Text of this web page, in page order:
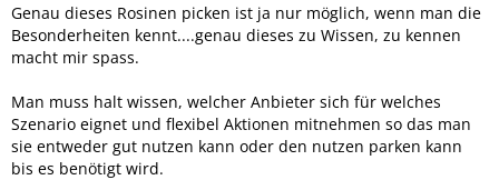
Genau dieses Rosinen picken ist ja nur möglich, wenn man die
Besonderheiten kennt....genau dieses zu Wissen, zu kennen
macht mir spass.
Man muss halt wissen, welcher Anbieter sich für welches
Szenario eignet und flexibel Aktionen mitnehmen so das man
sie entweder gut nutzen kann oder den nutzen parken kann
bis es benötigt wird.